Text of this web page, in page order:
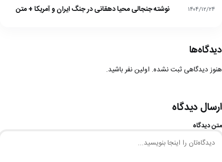
۱۴۰۴/۱۲/۲۴ نوشته جنجالی محیا دهقانی در جنگ ایران و آمریکا + متن
دیدگاه‌ها
هنوز دیدگاهی ثبت نشده. اولین نفر باشید.
ارسال دیدگاه
متن دیدگاه